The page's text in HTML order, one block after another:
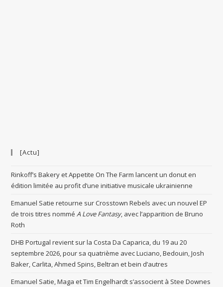
[Actu]
Rinkoff’s Bakery et Appetite On The Farm lancent un donut en
édition limitée au profit d’une initiative musicale ukrainienne
Emanuel Satie retourne sur Crosstown Rebels avec un nouvel EP
de trois titres nommé A Love Fantasy, avec l’apparition de Bruno
Roth
DHB Portugal revient sur la Costa Da Caparica, du 19 au 20
septembre 2026, pour sa quatrième avec Luciano, Bedouin, Josh
Baker, Carlita, Ahmed Spins, Beltran et bein d’autres
Emanuel Satie, Maga et Tim Engelhardt s’associent à Stee Downes